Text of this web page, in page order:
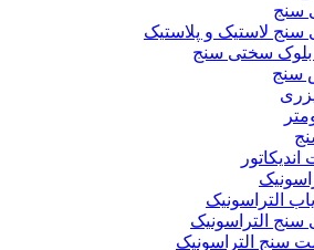
سنج
لاستیک و پلاستیک
سختی سنج
سنج
التراسونیک
التراسونیک
سنج التراسونیک